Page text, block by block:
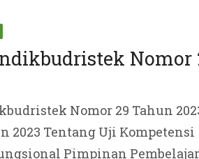
Nomor
Nomor 29 Tahun
2023 Tentang Uji Kompetensi
Pimpinan